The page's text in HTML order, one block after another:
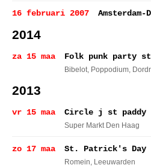
16 februari 2007
2014
za 15 maa Folk punk party
Bibelot, Poppodium,
2013
vr 15 maa Circle j st paddy
Super Markt Den Haag
zo 17 maa St. Patrick's Day
Romein, Leeuwarden